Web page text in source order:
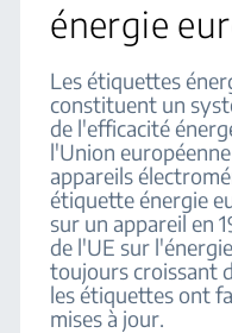
énergie
Les étiquettes
constituent un
de l'efficacité
l'Union
appareils
étiquette énergie
sur un appareil en
de l'UE sur
toujours croissant
les étiquettes ont
mises à jour.